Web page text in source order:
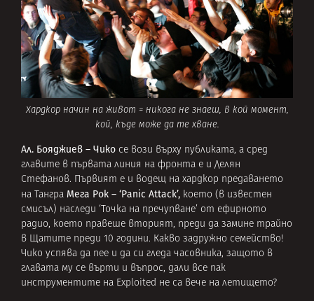
Хардкор начин на живот = никога не знаеш, в кой момент,
кой, къде може да те хване.
Ал. Бояджиев – Чико се вози върху публиката, а сред
главите в първата линия на фронта е и Делян
Стефанов. Първият е и водещ на хардкор предаването
на Тангра Мега Рок – ‘Panic Attack’, което (в известен
смисъл) наследи ‘Точка на пречупване’ от ефирното
радио, което правеше вторият, преди да замине трайно
в Щатите преди 10 години. Какво задружно семейство!
Чико успява да пее и да си гледа часовника, защото в
главата му се върти и въпрос, дали все пак
инструментите на Exploited не са вече на летището?